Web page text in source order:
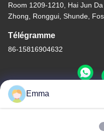
Room 1209-1210, Hai Jun
Zhong, Ronggui, Shunde,
Télégramme
86-15816904632
Politique de
Chine Bonne qualité
Emma